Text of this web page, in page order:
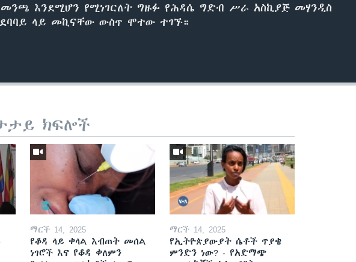
እንደሚሆን የሚነገርለት ግዙፉ የሕዳሴ ግድብ ሥራ አስኪያጅ መሃንዲስ
ላይ መኪናቸው ውስጥ ሞተው ተገኙ።
ክፍሎች
ማርች 14, 2025
የቆዳ ላይ ቀላል እብጠት መሰል
ነገሮች እና የቆዳ ቀለምን
ማርች 14, 2025
የኢትዮጵያውያት ሴቶች ጥያቄ
ምንድን ነው? - የአድማጭ